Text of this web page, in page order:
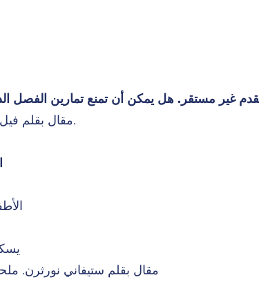
مقال بقلم فيل ريفيل. الجارديان 16.7.02.
مقال بقلم ستيفاني نورثرن. ملحق